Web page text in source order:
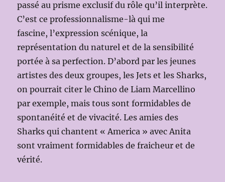
passé au prisme exclusif du rôle qu’il interprète.
C’est ce professionnalisme-là qui me
fascine, l’expression scénique, la
représentation du naturel et de la sensibilité
portée à sa perfection. D’abord par les jeunes
artistes des deux groupes, les Jets et les Sharks,
on pourrait citer le Chino de Liam Marcellino
par exemple, mais tous sont formidables de
spontanéité et de vivacité. Les amies des
Sharks qui chantent « America » avec Anita
sont vraiment formidables de fraicheur et de
vérité.